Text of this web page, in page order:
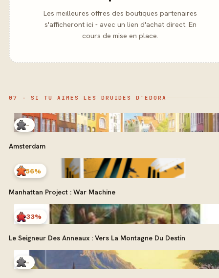
Les meilleures offres des boutiques partenaires
s'afficheront ici - avec un lien d'achat direct. En
cours de mise en place.
07 - SI TU AIMES LES DRUIDES D'EDORA
-
Amsterdam
56%
Manhattan Project : War Machine
33%
Le Seigneur Des Anneaux : Vers La Montagne Du Destin
-